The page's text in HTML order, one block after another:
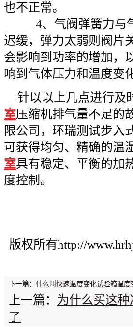
也不正常。
4、气阀弹簧力与气
迟缓，弹力太弱则阀片
会影响到功率的增加，
响到气体压力和温度变
针以以上几点进行及
室压缩机排气量不足的
限公司，环瑞测试步入
可获得均匀、精确的温
室具有稳定、平衡的加
度控制。
版权所有http://
下一篇： 什么叫快速温度变化试验箱温度
上一篇： 为什么买这
了